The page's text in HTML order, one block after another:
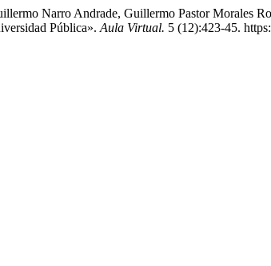
Narro Andrade, Guillermo Pastor Morales
Pública». Aula Virtual. 5 (12):423-45.